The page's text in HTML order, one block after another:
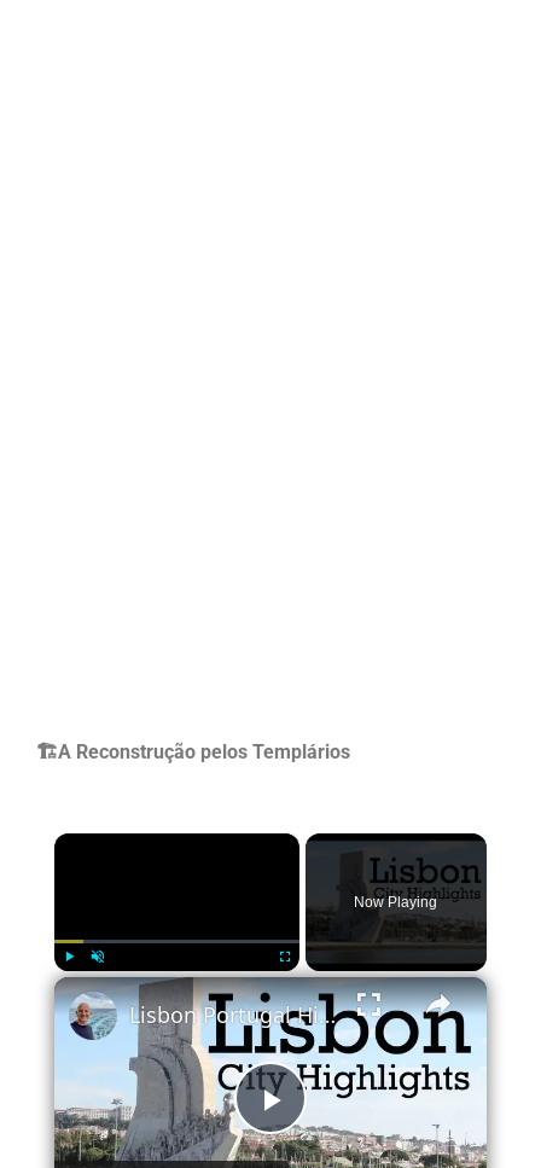
🏗️A Reconstrução pelos Templários
×
Play Unmute Fullscreen
Now Playing
×
Play
Lisbon Portugal Highlights. Must-See Sights And Attractions